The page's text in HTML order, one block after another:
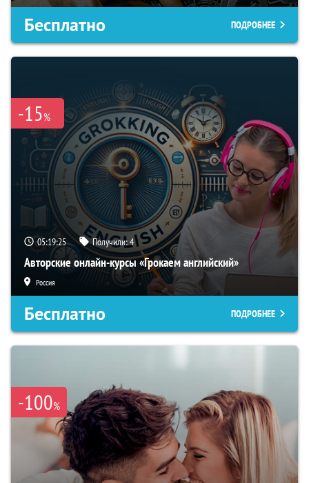
Бесплатно ПОДРОБНЕЕ
-15%
05:19:24 Получили:4
Авторские онлайн-курсы «Грокаем английский»
Россия
Бесплатно ПОДРОБНЕЕ
-100%